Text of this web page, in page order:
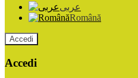
عربى
Română
Accedi
Accedi